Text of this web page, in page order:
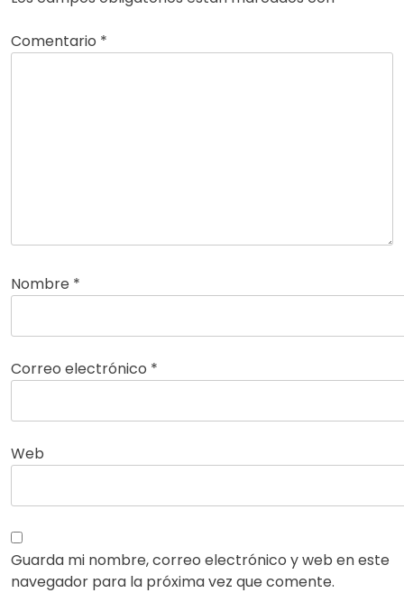
Comentario *
Nombre *
Correo electrónico *
Web
Guarda mi nombre, correo electrónico y web en este
navegador para la próxima vez que comente.